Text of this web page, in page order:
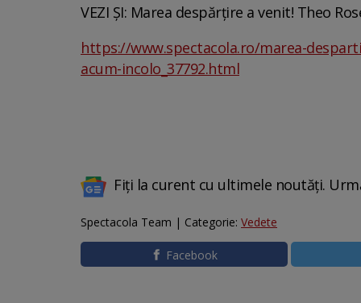
VEZI ȘI: Marea despărțire a venit! Theo
https://www.spectacola.ro/marea-
acum-incolo_37792.html
Fiți la curent cu ultimele noutăți.
Spectacola Team | Categorie: Vedete
Facebook